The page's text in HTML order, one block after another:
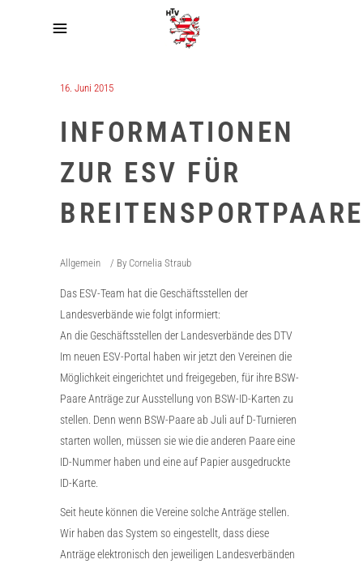
16. Juni 2015
INFORMATIONEN
ZUR ESV FÜR
BREITENSPORTPAARE
Allgemein By Cornelia Straub
Das ESV-Team hat die Geschäftsstellen der
Landesverbände wie folgt informiert:
An die Geschäftsstellen der Landesverbände des DTV
Im neuen ESV-Portal haben wir jetzt den Vereinen die
Möglichkeit eingerichtet und freigegeben, für ihre BSW-
Paare Anträge zur Ausstellung von BSW-ID-Karten zu
stellen. Denn wenn BSW-Paare ab Juli auf D-Turnieren
starten wollen, müssen sie wie die anderen Paare eine
ID-Nummer haben und eine auf Papier ausgedruckte
ID-Karte.
Seit heute können die Vereine solche Anträge stellen.
Wir haben das System so eingestellt, dass diese
Anträge elektronisch den jeweiligen Landesverbänden